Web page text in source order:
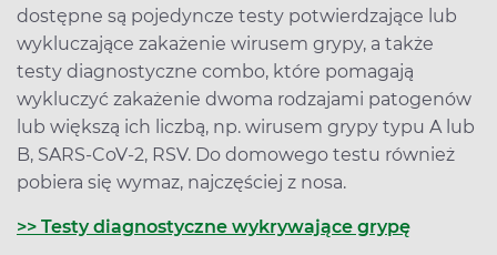
dostępne są pojedyncze testy potwierdzające lub
wykluczające zakażenie wirusem grypy, a także
testy diagnostyczne combo, które pomagają
wykluczyć zakażenie dwoma rodzajami patogenów
lub większą ich liczbą, np. wirusem grypy typu A lub
B, SARS-CoV-2, RSV. Do domowego testu również
pobiera się wymaz, najczęściej z nosa.
>> Testy diagnostyczne wykrywające grypę